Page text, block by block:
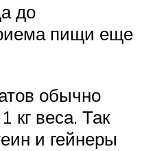
до
пищи еще
обычно
кг веса. Так
и гейнеры